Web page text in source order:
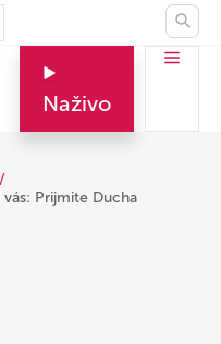
Naživo
Prijmite Ducha